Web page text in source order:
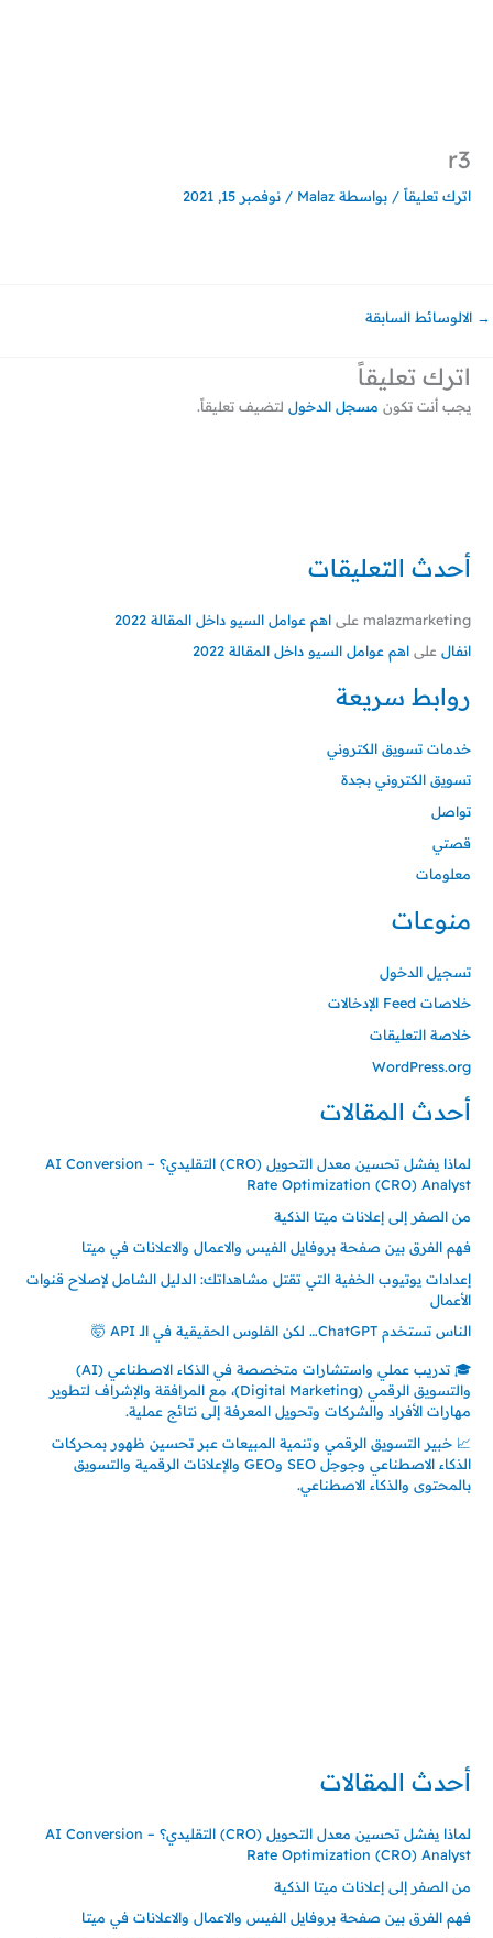
أحدث التعليقات
malazmarketing على اهم عوامل السيو داخل المقالة 2022
انفال على اهم عوامل السيو داخل المقالة 2022
روابط سريعة
خدمات تسويق الكتروني
تسويق الكتروني بجدة
تواصل
قصتي
معلومات
منوعات
تسجيل الدخول
خلاصات Feed الإدخالات
خلاصة التعليقات
WordPress.org
أحدث المقالات
لماذا يفشل تحسين معدل التحويل (CRO) التقليدي؟ – AI Conversion
Rate Optimization (CRO) Analyst
من الصفر إلى إعلانات ميتا الذكية
فهم الفرق بين صفحة بروفايل الفيس والاعمال والاعلانات في ميتا
إعدادات يوتيوب الخفية التي تقتل مشاهداتك: الدليل الشامل لإصلاح قنوات
الأعمال
الناس تستخدم ChatGPT… لكن الفلوس الحقيقية في الـ API 🤯
🎓 تدريب عملي واستشارات متخصصة في الذكاء الاصطناعي (AI)
والتسويق الرقمي (Digital Marketing)، مع المرافقة والإشراف لتطوير
مهارات الأفراد والشركات وتحويل المعرفة إلى نتائج عملية.
📈 خبير التسويق الرقمي وتنمية المبيعات عبر تحسين ظهور بمحركات
الذكاء الاصطناعي وجوجل SEO وGEO والإعلانات الرقمية والتسويق
بالمحتوى والذكاء الاصطناعي.
أحدث المقالات
لماذا يفشل تحسين معدل التحويل (CRO) التقليدي؟ – AI Conversion
Rate Optimization (CRO) Analyst
من الصفر إلى إعلانات ميتا الذكية
فهم الفرق بين صفحة بروفايل الفيس والاعمال والاعلانات في ميتا
r3
اترك تعليقاً / بواسطة Malaz
/ نوفمبر 15, 2021
→ الالوسائط السابقة
اترك تعليقاً
يجب أنت تكون مسجل الدخول لتضيف تعليقاً.